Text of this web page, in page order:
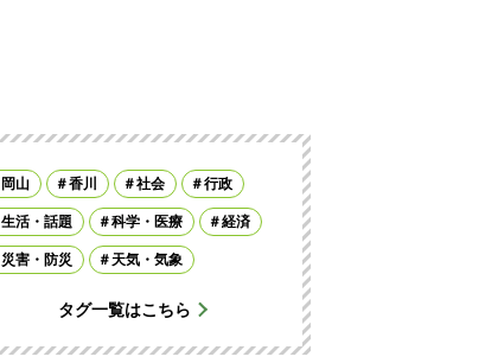
岡山 香川 社会 行政
生活・話題 科学・医療 経済
災害・防災 天気・気象
タグ一覧はこちら